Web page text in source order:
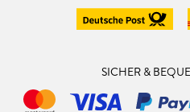
SICHER &